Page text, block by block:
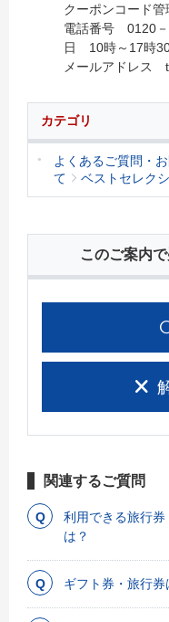
クーポンコード管
電話番号 0120
日 10時～17時30
メールアドレス
カテゴリ
よくあるご質問・
て
ベストセレク
このご案内
関連するご質問
利用できる旅行
は？
ギフト券・旅行